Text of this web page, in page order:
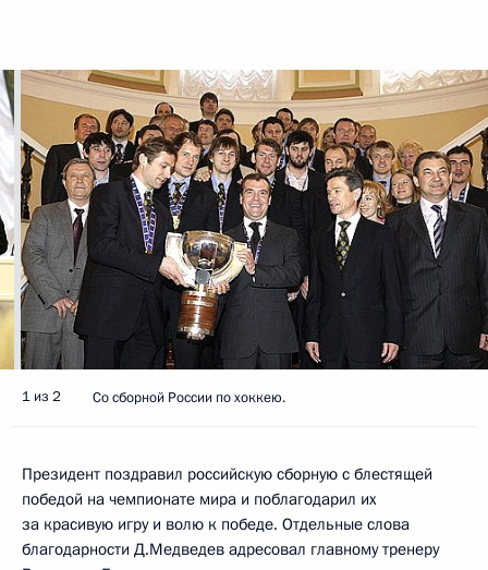
1 из 2 Со сборной России по хоккею.
Президент поздравил российскую сборную с блестящей
победой на чемпионате мира и поблагодарил их
за красивую игру и волю к победе. Отдельные слова
благодарности Д.Медведев адресовал главному тренеру